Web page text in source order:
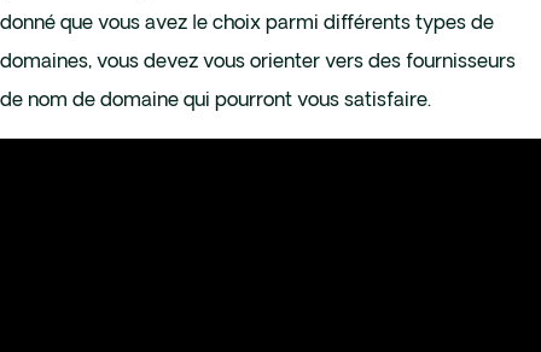
donné que vous avez le choix parmi différents types de
domaines, vous devez vous orienter vers des fournisseurs
de nom de domaine qui pourront vous satisfaire.